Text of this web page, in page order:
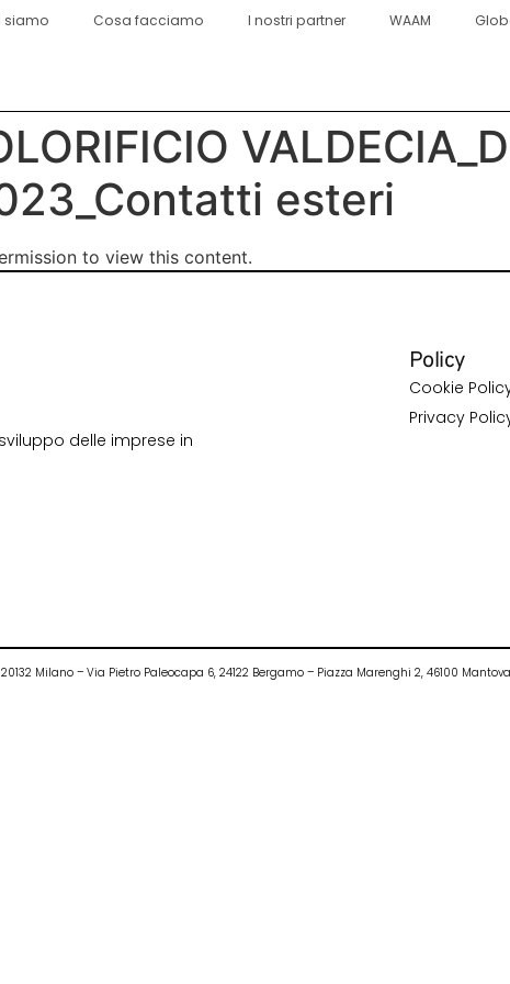
siamo Cosa facciamo I nostri partner WAAM
esteri
to view this content.
delle imprese in
Policy
Cookie
Privacy
20132 Milano – Via Pietro Paleocapa 6, 24122 Bergamo – Piazza Marenghi 2, 46100